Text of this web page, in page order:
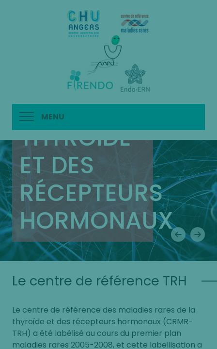
MENU
MALADIES
RARES DE
LA
THYROÏDE
ET DES
RÉCEPTEURS
HORMONAUX
Le centre de référence TRH
Le centre de référence des maladies rares de la
thyroïde et des récepteurs hormonaux (CRMR-
TRH) a été labélisé au cours du premier plan
maladies rares 2005-2008, et cette labellisation a